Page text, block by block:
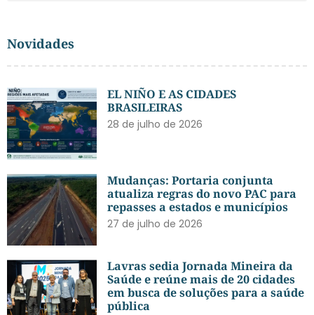
Novidades
EL NIÑO E AS CIDADES
BRASILEIRAS
28 de julho de 2026
Mudanças: Portaria conjunta
atualiza regras do novo PAC para
repasses a estados e municípios
27 de julho de 2026
Lavras sedia Jornada Mineira da
Saúde e reúne mais de 20 cidades
em busca de soluções para a saúde
pública